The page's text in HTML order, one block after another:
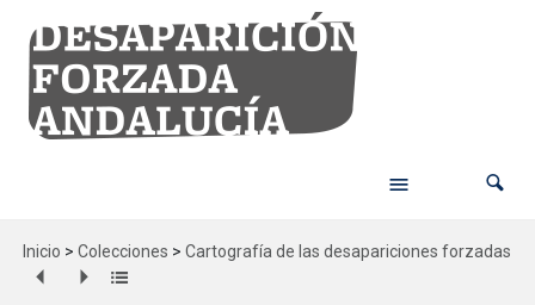
Inicio > Colecciones > Cartografía de las desapariciones forzadas